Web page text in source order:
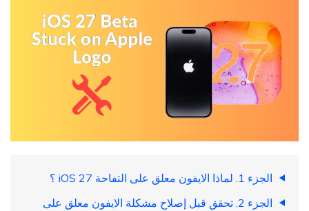
الجزء 1. لماذا الايفون معلق على التفاحة iOS 27 ؟
الجزء 2. تحقق قبل إصلاح مشكلة الايفون معلق على